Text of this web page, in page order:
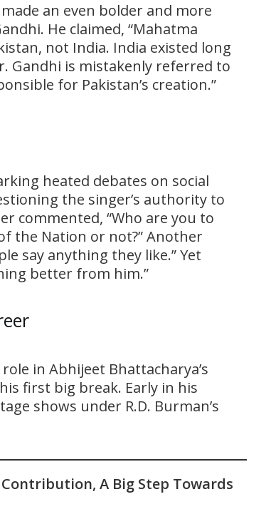
an even bolder and more
He claimed, “Mahatma
not India. India existed long
Gandhi is mistakenly referred to
for Pakistan’s creation.”
heated debates on social
the singer’s authority to
commented, “Who are you to
the Nation or not?” Another
say anything they like.” Yet
better from him.”
in Abhijeet Bhattacharya’s
first big break. Early in his
shows under R.D. Burman’s
Contribution, A Big Step Towards